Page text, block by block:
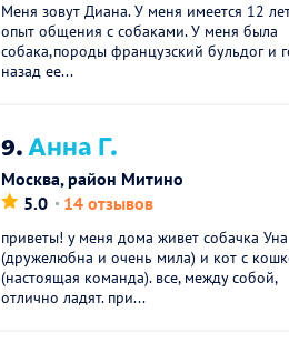
Меня зовут Диана. У меня имеется 12
опыт общения с собаками. У меня была
собака,породы французский бульдог и
назад ее...
9.Анна Г.
Москва, район Митино
5.0
14 отзывов
приветы! у меня дома живет собачка Уна
(дружелюбна и очень мила) и кот с
(настоящая команда). все, между собой,
отлично ладят. при...